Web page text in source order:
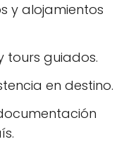
y alojamientos
tours guiados.
en destino.